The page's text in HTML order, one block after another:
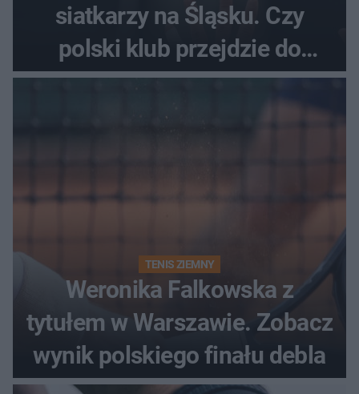
siatkarzy na Śląsku. Czy
polski klub przejdzie do
historii
TENIS ZIEMNY
Weronika Falkowska z
tytułem w Warszawie. Zobacz
wynik polskiego finału debla